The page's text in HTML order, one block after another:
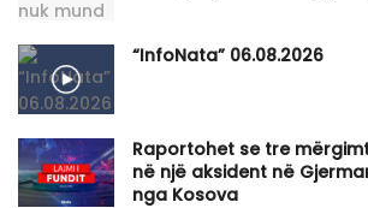
“InfoNata” 06.08.2026
Raportohet se tre
në një aksident në
nga Kosova